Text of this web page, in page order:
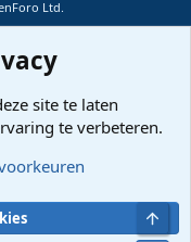
Ltd.
site te laten
te verbeteren.